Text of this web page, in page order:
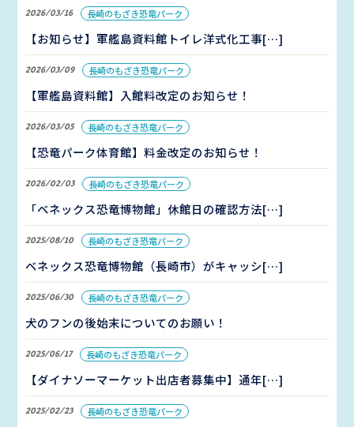
2026/03/16 長崎のもざき恐竜パーク
【お知らせ】軍艦島資料館トイレ洋式化工事[…]
2026/03/09 長崎のもざき恐竜パーク
【軍艦島資料館】入館料改定のお知らせ！
2026/03/05 長崎のもざき恐竜パーク
【恐竜パーク体育館】料金改定のお知らせ！
2026/02/03 長崎のもざき恐竜パーク
「ベネックス恐竜博物館」休館日の確認方法[…]
2025/08/10 長崎のもざき恐竜パーク
ベネックス恐竜博物館（長崎市）がキャッシ[…]
2025/06/30 長崎のもざき恐竜パーク
犬のフンの後始末についてのお願い！
2025/06/17 長崎のもざき恐竜パーク
【ダイナソーマーケット出店者募集中】通年[…]
2025/02/23 長崎のもざき恐竜パーク